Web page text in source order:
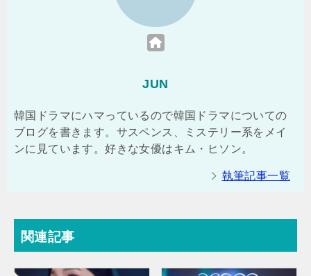
JUN
韓国ドラマにハマっているので韓国ドラマについての
ブログを書きます。サスペンス、ミステリー系をメイ
ンに見ています。好きな女優はキム・ヒソン。
執筆記事一覧
関連記事